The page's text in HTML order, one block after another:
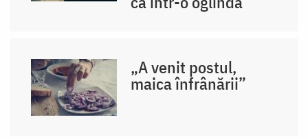
„A venit postul,
maica înfrânării”